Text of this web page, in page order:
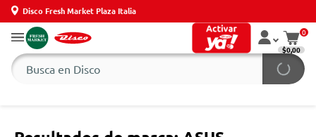
Disco Fresh Market Plaza Italia
0
$0,00